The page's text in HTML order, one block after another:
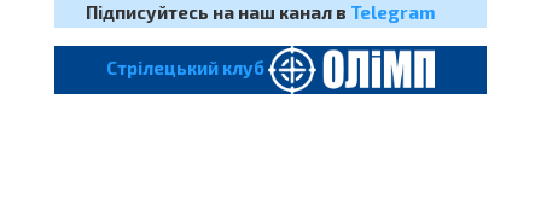
Підписуйтесь на наш канал в Telegram
Cтрілецький клуб